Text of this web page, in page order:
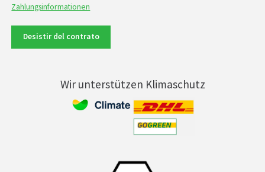
Zahlungsinformationen
Desistir del contrato
Wir unterstützen Klimaschutz